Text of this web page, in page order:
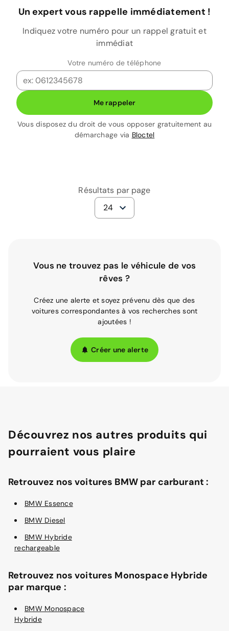
Un expert vous rappelle immédiatement !
Indiquez votre numéro pour un rappel gratuit et
immédiat
Votre numéro de téléphone
Me rappeler
Vous disposez du droit de vous opposer gratuitement au
démarchage via Bloctel
Résultats par page
24
Vous ne trouvez pas le véhicule de vos
rêves ?
Créez une alerte et soyez prévenu dès que des
voitures correspondantes à vos recherches sont
ajoutées !
Créer une alerte
Découvrez nos autres produits qui
pourraient vous plaire
Retrouvez nos voitures BMW par carburant :
BMW Essence
BMW Diesel
BMW Hybride
rechargeable
Retrouvez nos voitures Monospace Hybride
par marque :
BMW Monospace
Hybride